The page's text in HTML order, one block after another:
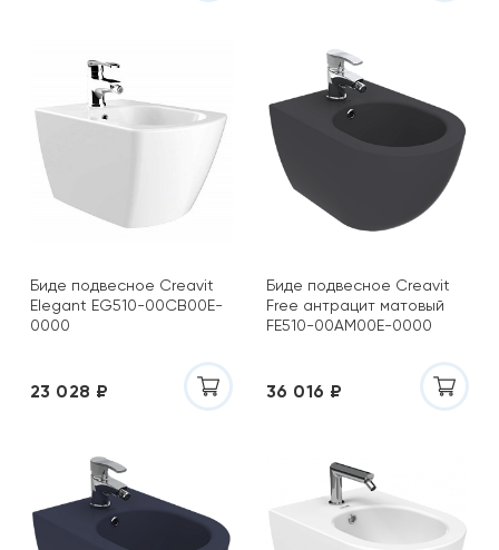
Биде подвесное Creavit
Elegant EG510-00CB00E-
0000
23 028 ₽
Биде подвесное Creavit
Free антрацит матовый
FE510-00AM00E-0000
36 016 ₽